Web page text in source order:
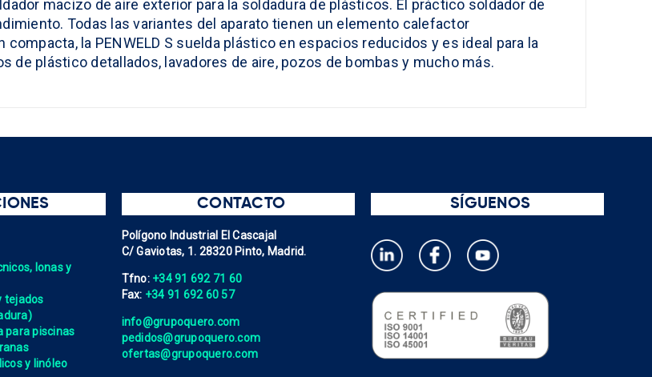
macizo de aire exterior para la soldadura de plásticos. El práctico soldador de
Todas las variantes del aparato tienen un elemento calefactor
la PENWELD S suelda plástico en espacios reducidos y es ideal para la
de plástico detallados, lavadores de aire, pozos de bombas y mucho más.
lonas y
tejados
para piscinas
y linóleo
CONTACTO
Polígono Industrial El Cascajal
C/ Gaviotas, 1. 28320 Pinto, Madrid.
Tfno: +34 91 692 71 60
Fax: +34 91 692 60 57
info@grupoquero.com
pedidos@grupoquero.com
ofertas@grupoquero.com
SÍGUENOS